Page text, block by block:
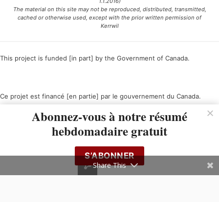
The material on this site may not be reproduced, distributed, transmitted,
cached or otherwise used, except with the prior written permission of
Kerrwil
This project is funded [in part] by the Government of Canada.
Ce projet est financé [en partie] par le gouvernement du Canada.
Abonnez-vous à notre résumé
hebdomadaire gratuit
S’ABONNER
Share This